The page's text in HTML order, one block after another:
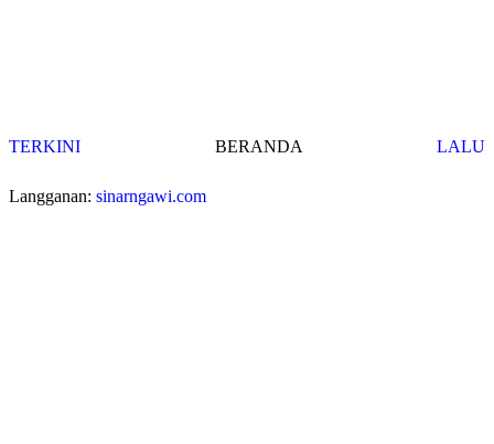
TERKINI LALU
BERANDA
Langganan: sinarngawi.com